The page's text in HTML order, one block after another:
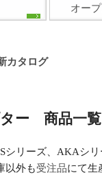
オー
カタログ
ー 商品一覧
シリーズ、AKAシリ
以外も受注品にて生